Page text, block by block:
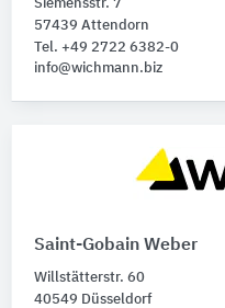
Siemensstr. 7
57439 Attendorn
Tel. +49 2722 6382-0
info@wichmann.biz
Saint-Gobain Weber
Willstätterstr. 60
40549 Düsseldorf